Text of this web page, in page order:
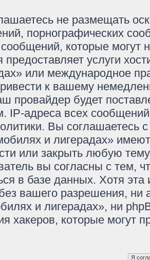
не размещать
порнографических
которые могут
предоставляет услуги
или международное
к вашему
провайдер будет
IP-адреса всех
Вы
и лигерадах»
или закрыть любую
вы согласны с тем,
в базе данных. Хотя
вашего разрешения, ни
и лигерадах», ни
хакеров, которые могут